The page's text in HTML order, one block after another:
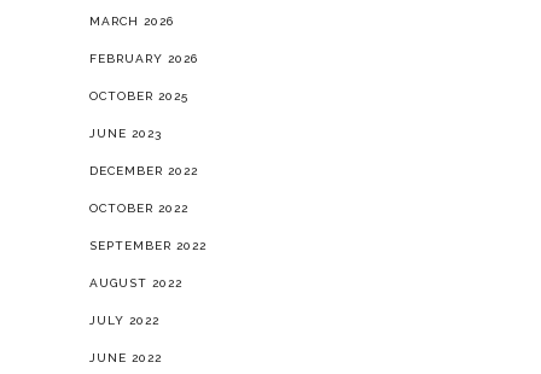
MARCH 2026
FEBRUARY 2026
OCTOBER 2025
JUNE 2023
DECEMBER 2022
OCTOBER 2022
SEPTEMBER 2022
AUGUST 2022
JULY 2022
JUNE 2022